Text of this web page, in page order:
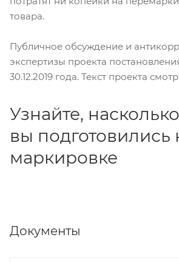
товара.
Публичное обсуждение и
экспертизы проекта
30.12.2019 года. Текст проекта
Узнайте,
вы подготовились
маркировке
Документы